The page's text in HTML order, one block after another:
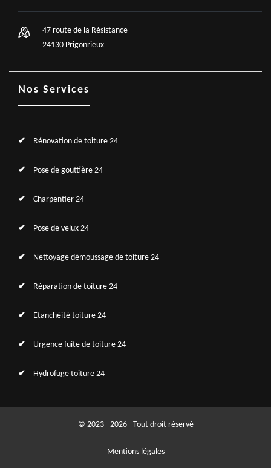
47 route de la Résistance
24130 Prigonrieux
Nos Services
Rénovation de toiture 24
Pose de gouttière 24
Charpentier 24
Pose de velux 24
Nettoyage démoussage de toiture 24
Réparation de toiture 24
Etanchéité toiture 24
Urgence fuite de toiture 24
Hydrofuge toiture 24
© 2023 - 2026 - Tout droit réservé
Mentions légales